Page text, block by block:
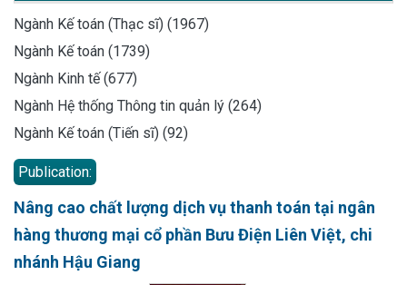
Ngành Kế toán (Thạc sĩ) (1967)
Ngành Kế toán (1739)
Ngành Kinh tế (677)
Ngành Hệ thống Thông tin quản lý (264)
Ngành Kế toán (Tiến sĩ) (92)
Publication:
Nâng cao chất lượng dịch vụ thanh toán tại ngân
hàng thương mại cổ phần Bưu Điện Liên Việt, chi
nhánh Hậu Giang